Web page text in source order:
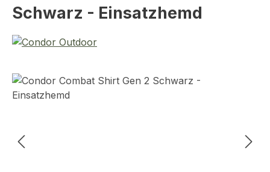
Schwarz - Einsatzhemd
Bildergalerie überspringen